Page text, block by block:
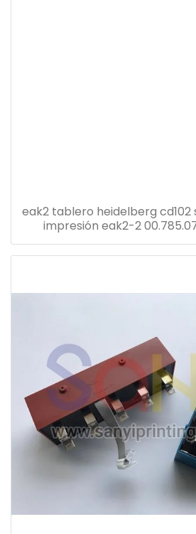
eak2 tablero heidelberg cd102
impresión eak2-2
00.781.8903